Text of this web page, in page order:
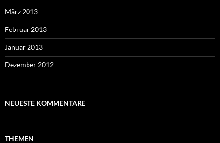
März 2013
Februar 2013
Januar 2013
Dezember 2012
NEUESTE KOMMENTARE
THEMEN